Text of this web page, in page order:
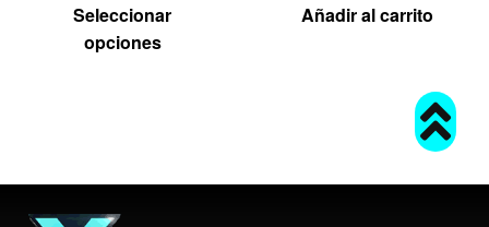
Seleccionar
opciones
Añadir al carrito